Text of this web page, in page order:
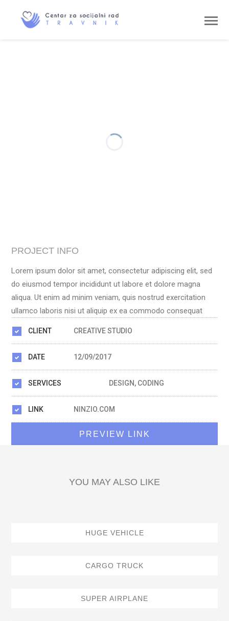
PROJECT INFO
Lorem ipsum dolor sit amet, consectetur adipiscing elit, sed
do eiusmod tempor incididunt ut labore et dolore magna
aliqua. Ut enim ad minim veniam, quis nostrud exercitation
ullamco laboris nisi ut aliquip ex ea commodo consequat
CLIENT CREATIVE STUDIO
DATE 12/09/2017
SERVICES DESIGN, CODING
LINK NINZIO.COM
PREVIEW LINK
YOU MAY ALSO LIKE
HUGE VEHICLE
CARGO TRUCK
SUPER AIRPLANE